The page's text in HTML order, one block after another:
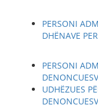
PERSONI
DHËNAVE
PERSONI
UDHËZUES